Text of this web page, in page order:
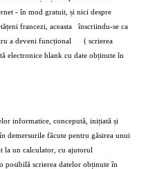
- în mod gratuit, și nici despre
francezi, aceasta
înscriindu-se ca
a deveni funcțional
( scrierea
electronice blank cu date obținute în
informatice, concepută, inițiată și
demersurile făcute pentru găsirea unui
la un calculator, cu ajutorul
posibilă scrierea datelor obținute în